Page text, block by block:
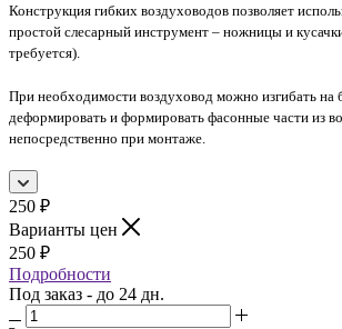
Конструкция гибких воздуховодов позволяет
простой слесарный инструмент – ножницы и
требуется).
При необходимости воздуховод можно изгибать на
деформировать и формировать фасонные части из
непосредственно при монтаже.
250 ₽
Варианты цен
250 ₽
Подробности
Под заказ - до 24 дн.